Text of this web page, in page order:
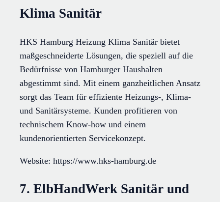
Klima Sanitär
HKS Hamburg Heizung Klima Sanitär bietet
maßgeschneiderte Lösungen, die speziell auf die
Bedürfnisse von Hamburger Haushalten
abgestimmt sind. Mit einem ganzheitlichen Ansatz
sorgt das Team für effiziente Heizungs-, Klima-
und Sanitärsysteme. Kunden profitieren von
technischem Know-how und einem
kundenorientierten Servicekonzept.
Website: https://www.hks-hamburg.de
7. ElbHandWerk Sanitär und